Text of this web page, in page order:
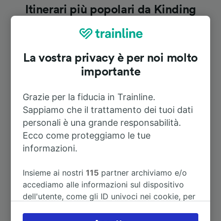
Itinerari più popolari da Kinding
Durata
centrale)
A Nürnberg Hbf 28m
A Norimberga
A Ingolstadt Hbf 18m
A Monaco di Baviera 1h 8m
La vostra privacy è per noi molto
importante
Grazie per la fiducia in Trainline.
Sappiamo che il trattamento dei tuoi dati
personali è una grande responsabilità.
Ecco come proteggiamo le tue
informazioni.
Insieme ai nostri115 partner archiviamo e/o
accediamo alle informazioni sul dispositivo
dell'utente, come gli ID univoci nei cookie, per